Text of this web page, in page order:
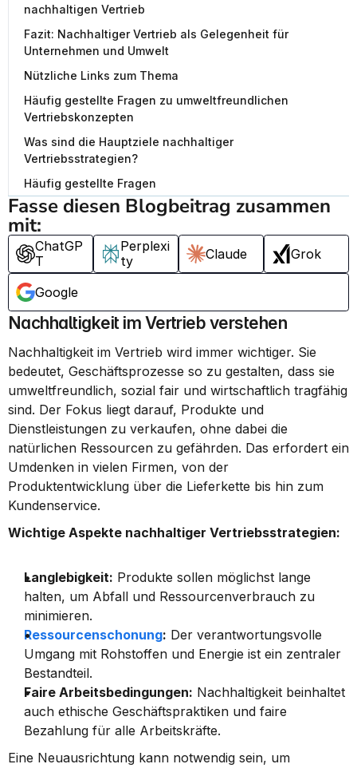
nachhaltigen Vertrieb
Fazit: Nachhaltiger Vertrieb als Gelegenheit für
Unternehmen und Umwelt
Nützliche Links zum Thema
Häufig gestellte Fragen zu umweltfreundlichen
Vertriebskonzepten
Was sind die Hauptziele nachhaltiger
Vertriebsstrategien?
Häufig gestellte Fragen
Fasse diesen Blogbeitrag zusammen
mit:
ChatGP
T
Perplexi
ty
Claude Grok
Google
Nachhaltigkeit im Vertrieb verstehen
Nachhaltigkeit im Vertrieb wird immer wichtiger. Sie
bedeutet, Geschäftsprozesse so zu gestalten, dass sie
umweltfreundlich, sozial fair und wirtschaftlich tragfähig
sind. Der Fokus liegt darauf, Produkte und
Dienstleistungen zu verkaufen, ohne dabei die
natürlichen Ressourcen zu gefährden. Das erfordert ein
Umdenken in vielen Firmen, von der
Produktentwicklung über die Lieferkette bis hin zum
Kundenservice.
Wichtige Aspekte nachhaltiger Vertriebsstrategien:
Langlebigkeit: Produkte sollen möglichst lange
halten, um Abfall und Ressourcenverbrauch zu
minimieren.
Ressourcenschonung: Der verantwortungsvolle
Umgang mit Rohstoffen und Energie ist ein zentraler
Bestandteil.
Faire Arbeitsbedingungen: Nachhaltigkeit beinhaltet
auch ethische Geschäftspraktiken und faire
Bezahlung für alle Arbeitskräfte.
Eine Neuausrichtung kann notwendig sein, um